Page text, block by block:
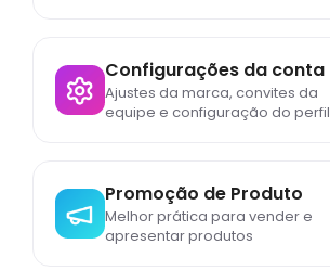
Configurações da conta
Ajustes da marca, convites da
equipe e configuração do perfil
Promoção de Produto
Melhor prática para vender e
apresentar produtos